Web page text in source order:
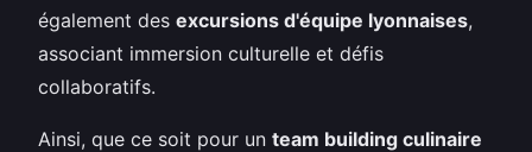
également des excursions d'équipe lyonnaises,
associant immersion culturelle et défis
collaboratifs.
Ainsi, que ce soit pour un team building culinaire